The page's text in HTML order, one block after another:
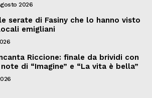
2026
serate di Fasiny che lo hanno visto
emigliani
Riccione: finale da brividi con
di “Imagine” e “La vita è bella”